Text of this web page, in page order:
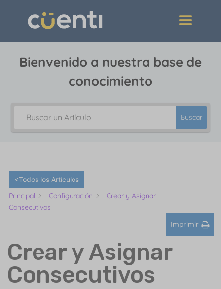
Bienvenido a nuestra base de
conocimiento
Buscar
<Todos los Artículos
Principal Configuración
Crear y Asignar
Consecutivos
Imprimir
Crear y Asignar
Consecutivos